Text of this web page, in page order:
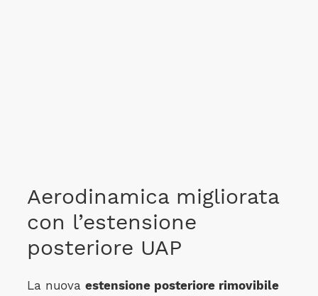
Aerodinamica migliorata
con l’estensione
posteriore UAP
La nuova estensione posteriore rimovibile